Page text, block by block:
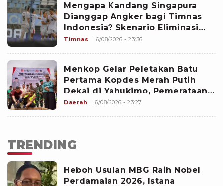
Mengapa Kandang Singapura
Dianggap Angker bagi Timnas
Indonesia? Skenario Eliminasi
Gila Bisa Terulang
Timnas 6/08/2026 - 23:36
Menkop Gelar Peletakan Batu
Pertama Kopdes Merah Putih
Dekai di Yahukimo, Pemerataan
Ekonomi di Papua Diperkuat
Daerah 6/08/2026 - 23:27
TRENDING
Heboh Usulan MBG Raih Nobel
Perdamaian 2026, Istana